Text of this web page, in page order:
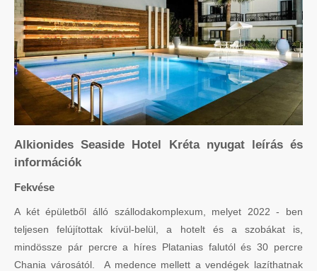
Alkionides Seaside Hotel Kréta nyugat leírás és
információk
Fekvése
A két épületből álló szállodakomplexum, melyet 2022 - ben
teljesen felújítottak kívül-belül, a hotelt és a szobákat is,
mindössze pár percre a híres Platanias falutól és 30 percre
Chania városától. A medence mellett a vendégek lazíthatnak